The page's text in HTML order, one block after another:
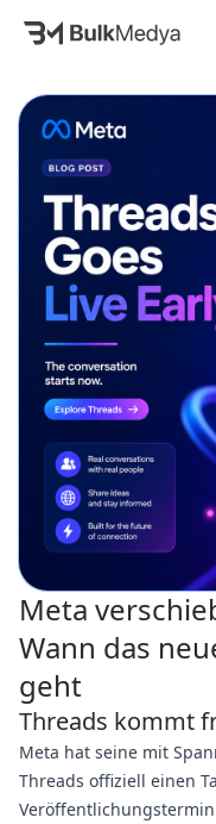
Meta
Wann das
geht
Threads kommt
Meta hat seine mit
Threads offiziell einen